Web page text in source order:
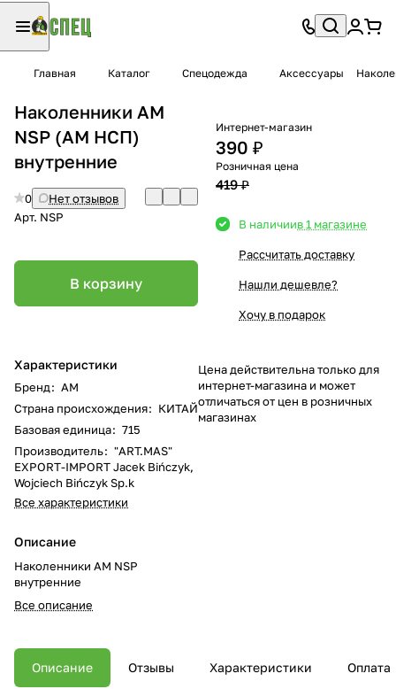
Главная Каталог Спецодежда Аксессуары
Наколенники AM
NSP (АМ НСП)
внутренние
0
Нет отзывов
Арт. NSP
В корзину
Характеристики
Бренд: AM
Страна происхождения: КИТАЙ
Базовая единица: 715
Производитель: "ART.MAS"
EXPORT-IMPORT Jacek Bińczyk,
Wojciech Bińczyk Sp.k
Все характеристики
Описание
Наколенники AM NSP
внутренние
Все описание
Интернет-магазин
390 ₽
Розничная цена
419 ₽
В наличиив 1 магазине
Рассчитать доставку
Нашли дешевле?
Хочу в подарок
Цена действительна только для
интернет-магазина и может
отличаться от цен в розничных
магазинах
Описание Отзывы Характеристики Оплата